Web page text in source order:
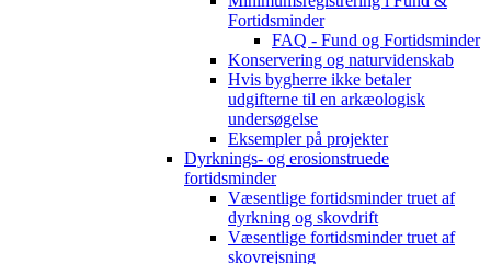
Fortidsminder
FAQ - Fund og Fortidsminder
Konservering og naturvidenskab
Hvis bygherre ikke betaler
udgifterne til en arkæologisk
undersøgelse
Eksempler på projekter
Dyrknings- og erosionstruede
fortidsminder
Væsentlige fortidsminder truet af
dyrkning og skovdrift
Væsentlige fortidsminder truet af
skovrejsning